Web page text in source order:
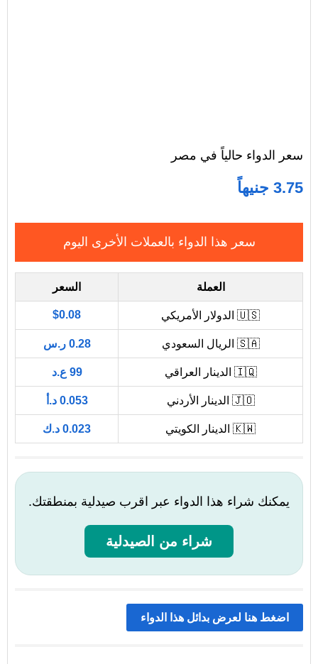
سعر الدواء حالياً في مصر
3.75 جنيهاً
سعر هذا الدواء بالعملات الأخرى اليوم
العملة السعر
🇺🇸 الدولار الأمريكي $0.08
🇸🇦 الريال السعودي 0.28 ر.س
🇮🇶 الدينار العراقي 99 ع.د
🇯🇴 الدينار الأردني 0.053 د.أ
🇰🇼 الدينار الكويتي 0.023 د.ك
يمكنك شراء هذا الدواء عبر اقرب صيدلية بمنطقتك.
شراء من الصيدلية
اضغط هنا لعرض بدائل هذا الدواء